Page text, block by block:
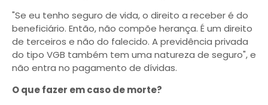
"Se eu tenho seguro de vida, o direito a receber é do
beneficiário. Então, não compõe herança. É um direito
de terceiros e não do falecido. A previdência privada
do tipo VGB também tem uma natureza de seguro", e
não entra no pagamento de dívidas.
O que fazer em caso de morte?